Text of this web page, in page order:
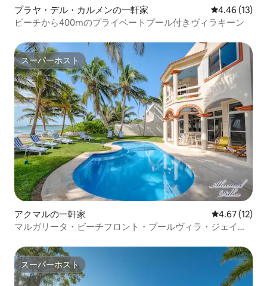
プラヤ・デル・カルメンの一軒家 レビュー13
4.46 (13)
ビーチから400mのプライベートプール付きヴィラキーン
スーパーホスト
スーパーホスト
アクマルの一軒家 レビュー12
4.67 (12)
マルガリータ・ビーチフロント・プールヴィラ・ジェイド
スーパーホスト
スーパーホスト